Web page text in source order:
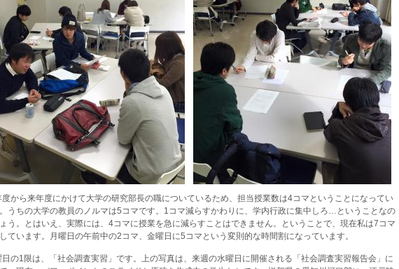
度から来年度にかけて大学の研究部長の職についているため、担当授業数は4コマということになってい
うちの大学の教員のノルマは5コマです。1コマ減らすかわりに、学内行政に集中しろ…ということなの
う。とはいえ、実際には、4コマに授業を急に減らすことはできません。ということで、現在私は7コマ
ています。月曜日の午前中の2コマ、金曜日に5コマという変則的な時間割になっています。
日の1限は、「社会調査実習」です。上の写真は、来週の水曜日に開催される「社会調査実習報告会」に